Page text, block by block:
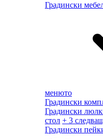
Градински
менюто
Градински
Градински
стол + 3
Градински